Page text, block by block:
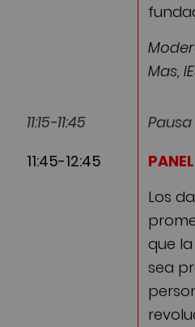
Mas,
11:15-11:45
11:45-12:45
Los
que
sea